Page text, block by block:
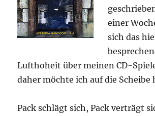
einer
sich das
Lufthoheit über meinen CD-
daher möchte ich auf die Scheibe
Pack schlägt sich, Pack verträgt